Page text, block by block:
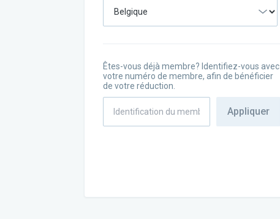
Êtes-vous déjà membre? Identifiez-vous avec
votre numéro de membre, afin de bénéficier
de votre réduction.
Appliquer